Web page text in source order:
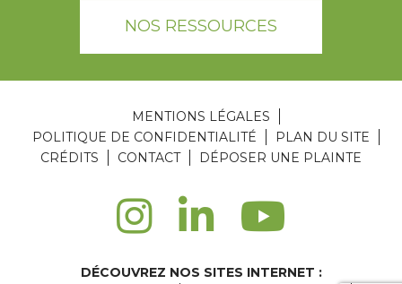
NOS RESSOURCES
MENTIONS LÉGALES
POLITIQUE DE CONFIDENTIALITÉ
PLAN DU SITE
CRÉDITS
CONTACT DÉPOSER UNE PLAINTE
DÉCOUVREZ NOS SITES INTERNET :